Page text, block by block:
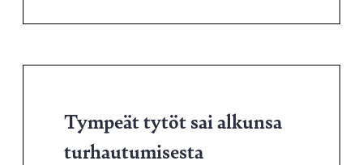
Tympeät tytöt sai alkunsa
turhautumisesta